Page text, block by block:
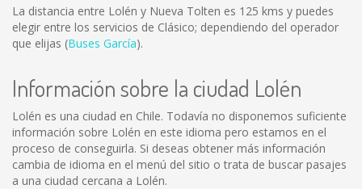
La distancia entre Lolén y Nueva Tolten es 125 kms y puedes
elegir entre los servicios de Clásico; dependiendo del operador
que elijas (Buses García).
Información sobre la ciudad Lolén
Lolén es una ciudad en Chile. Todavía no disponemos suficiente
información sobre Lolén en este idioma pero estamos en el
proceso de conseguirla. Si deseas obtener más información
cambia de idioma en el menú del sitio o trata de buscar pasajes
a una ciudad cercana a Lolén.